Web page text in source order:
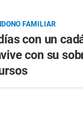
FAMILIAR
con un
con su